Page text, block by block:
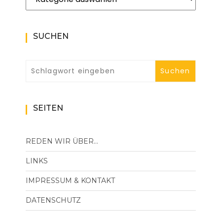
SUCHEN
SEITEN
REDEN WIR ÜBER…
LINKS
IMPRESSUM & KONTAKT
DATENSCHUTZ